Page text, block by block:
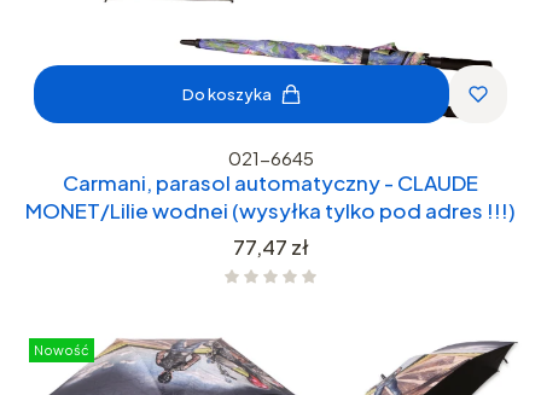
Do koszyka
021-6645
Carmani, parasol automatyczny - CLAUDE
MONET/Lilie wodnei (wysyłka tylko pod adres !!!)
Cena
77,47 zł
Nowość